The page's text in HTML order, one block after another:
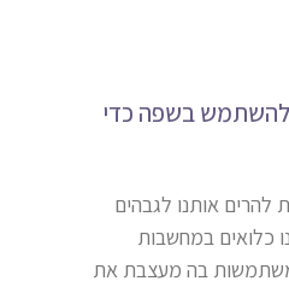
להשתמש בשפה כדי
להרים אותנו לגבהים
כלואים במחשבות
בה מעצבת את